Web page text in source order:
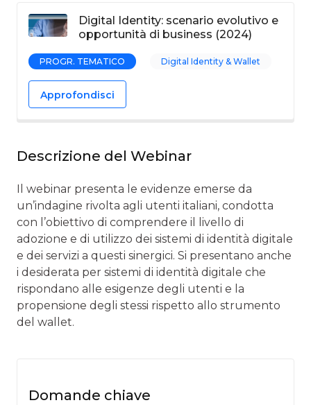
Digital Identity: scenario evolutivo e
opportunità di business (2024)
PROGR. TEMATICO Digital Identity & Wallet
Approfondisci
Descrizione del Webinar
Il webinar presenta le evidenze emerse da
un’indagine rivolta agli utenti italiani, condotta
con l’obiettivo di comprendere il livello di
adozione e di utilizzo dei sistemi di identità digitale
e dei servizi a questi sinergici. Si presentano anche
i desiderata per sistemi di identità digitale che
rispondano alle esigenze degli utenti e la
propensione degli stessi rispetto allo strumento
del wallet.
Domande chiave